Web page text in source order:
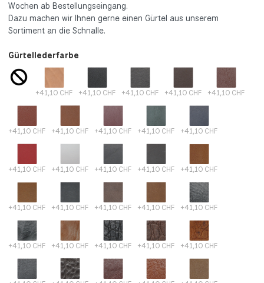
Wochen ab Bestellungseingang.
Dazu machen wir Ihnen gerne einen Gürtel aus unserem
Sortiment an die Schnalle.
Gürtellederfarbe
+41,10 CHF +41,10 CHF +41,10 CHF +41,10 CHF +41,10 CHF
+41,10 CHF +41,10 CHF +41,10 CHF +41,10 CHF +41,10 CHF
+41,10 CHF +41,10 CHF +41,10 CHF +41,10 CHF +41,10 CHF
+41,10 CHF +41,10 CHF +41,10 CHF +41,10 CHF +41,10 CHF
+41,10 CHF +41,10 CHF +41,10 CHF +41,10 CHF +41,10 CHF